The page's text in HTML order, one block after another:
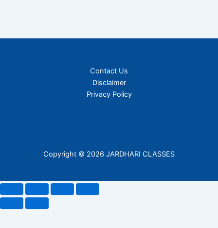
Contact Us
Disclaimer
Privacy Policy
Copyright © 2026 JARDHARI CLASSES